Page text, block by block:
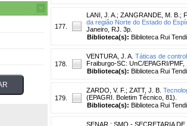
177.
LANI, J. A. ; ZANGRANDE, M. B. ;
da região Norte do Estado do
Janeiro, RJ. 3p.
Biblioteca(s): Biblioteca Rui
178.
VENTURA, J. A. Táticas de
Fraiburgo-SC: UnC/EPAGRI/
Biblioteca(s): Biblioteca Rui
179.
ZARDO, V. F. ; ZATT, J. B.
(EPAGRI. Boletim Técnico, 81).
Biblioteca(s): Biblioteca Rui
SENAR. ; SMO - SECRETARIA